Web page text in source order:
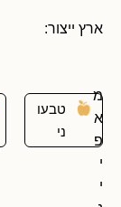
ארץ ייצור:
מ
א
פ
י
י
טבעו
ני